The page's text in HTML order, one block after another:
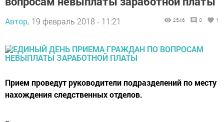
Автор, 19 февраль 2018 - 11:21 2546 0 1
Прием проведут руководители подразделений по месту
нахождения следственных отделов.